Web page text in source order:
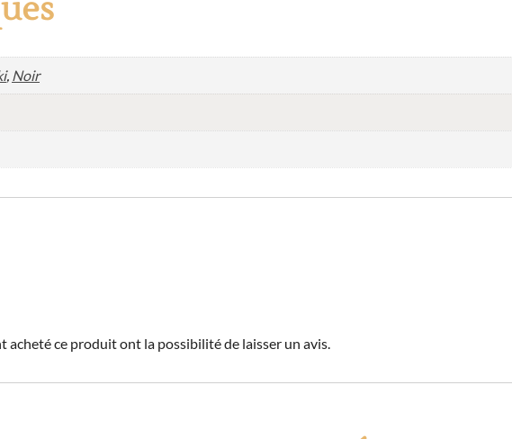
, Noir
acheté ce produit ont la possibilité de laisser un avis.